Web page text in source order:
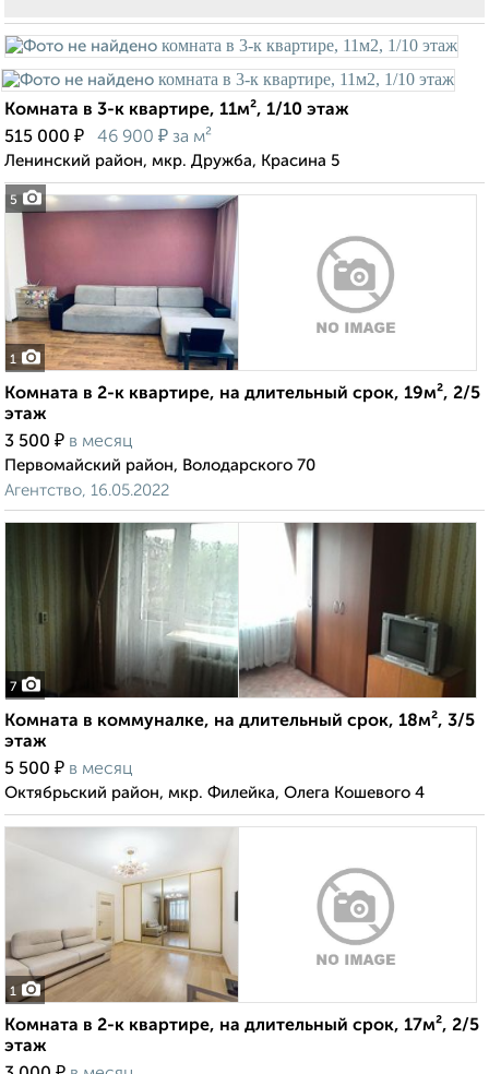
5
Комната в 3-к квартире, 11м², 1/10 этаж
515 000 ₽ 46 900 ₽ за м²
Ленинский район, мкр. Дружба, Красина 5
1
Комната в 2-к квартире, на длительный срок, 19м², 2/5
этаж
3 500 ₽ в месяц
Первомайский район, Володарского 70
Агентство, 16.05.2022
7
Комната в коммуналке, на длительный срок, 18м², 3/5
этаж
5 500 ₽ в месяц
Октябрьский район, мкр. Филейка, Олега Кошевого 4
1
Комната в 2-к квартире, на длительный срок, 17м², 2/5
этаж